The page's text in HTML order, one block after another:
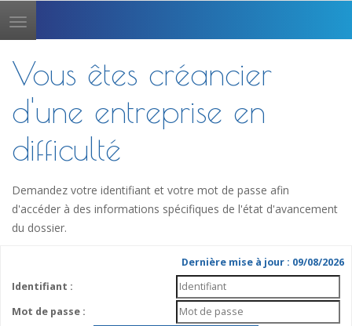
Toggle
navigation
Vous êtes créancier
d'une entreprise en
difficulté
Demandez votre identifiant et votre mot de passe afin
d'accéder à des informations spécifiques de l'état d'avancement
du dossier.
Dernière mise à jour : 09/08/2026
Identifiant :
Mot de passe :